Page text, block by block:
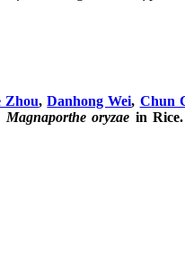
Zhou,Danhong Wei, Chun
Magnaporthe oryzae in